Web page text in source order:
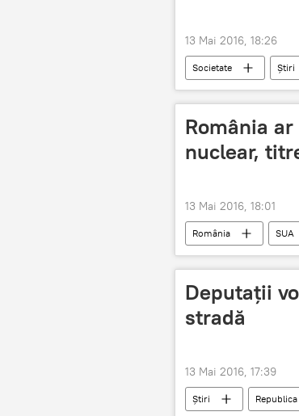
13 Mai 2016, 18:26
Societate Știri
România
nuclear,
13 Mai 2016, 18:01
România SUA
victimă
ruine
Deputații
stradă
13 Mai 2016, 17:39
Știri